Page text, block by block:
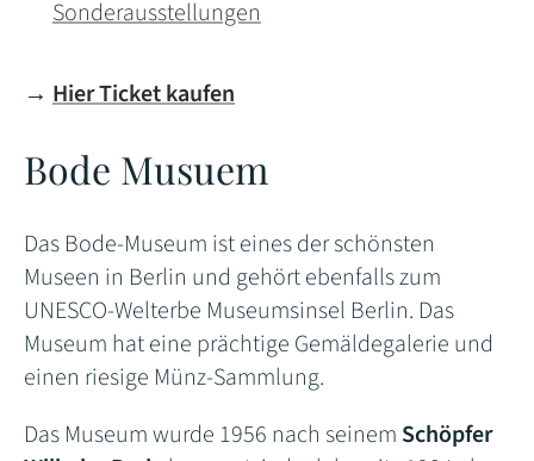
Sonderausstellungen
→ Hier Ticket kaufen
Bode Musuem
Das Bode-Museum ist eines der schönsten
Museen in Berlin und gehört ebenfalls zum
UNESCO-Welterbe Museumsinsel Berlin. Das
Museum hat eine prächtige Gemäldegalerie und
einen riesige Münz-Sammlung.
Das Museum wurde 1956 nach seinem Schöpfer